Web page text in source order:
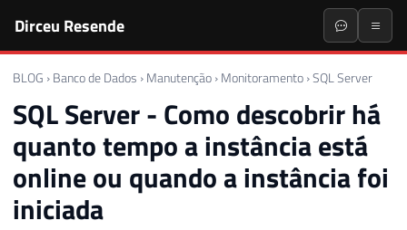
Dirceu Resende
BLOG › Banco de Dados › Manutenção › Monitoramento ›SQL Server
SQL Server - Como descobrir há
quanto tempo a instância está
online ou quando a instância foi
iniciada